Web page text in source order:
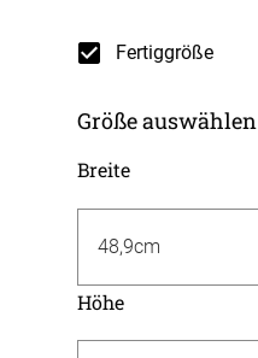
Fertiggröße
Größe auswählen
Breite
Höhe